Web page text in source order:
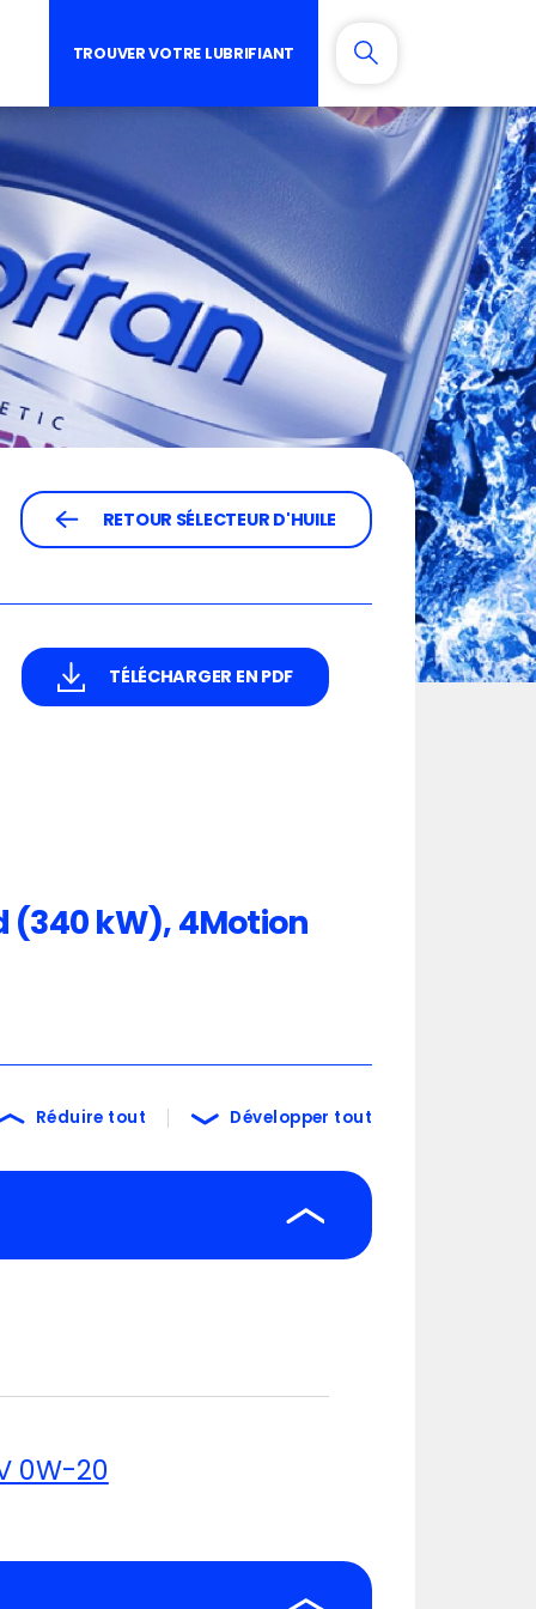
TROUVER VOTRE LUBRIFIANT
RETOUR SÉLECTEUR D'HUILE
TÉLÉCHARGER EN PDF
(340 kW), 4Motion
Réduire tout Développer tout
0W-20